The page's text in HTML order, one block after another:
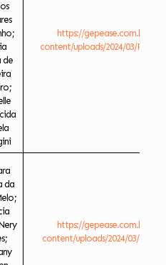
de
https://gepease.com.br/
content/uploads/2024/03/
da
https://gepease.com.br/
content/uploads/2024/03/